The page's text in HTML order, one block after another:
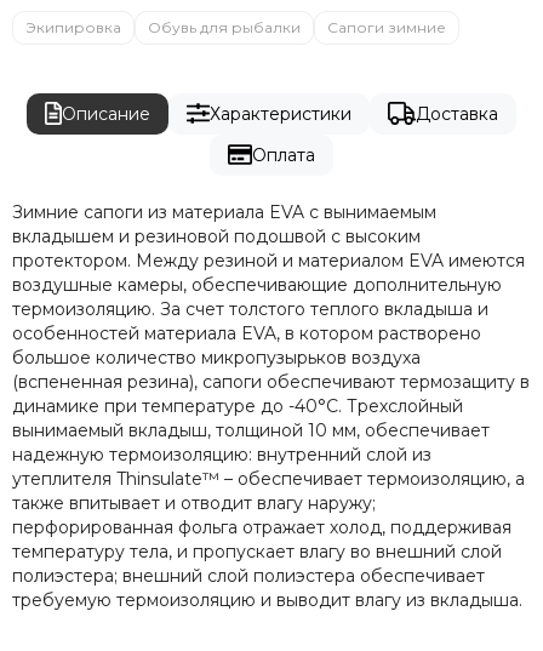
Экипировка Обувь для рыбалки Сапоги зимние
Описание Характеристики
Доставка
Оплата
Зимние сапоги из материала EVA с вынимаемым
вкладышем и резиновой подошвой с высоким
протектором. Между резиной и материалом EVA имеются
воздушные камеры, обеспечивающие дополнительную
термоизоляцию. За счет толстого теплого вкладыша и
особенностей материала EVA, в котором растворено
большое количество микропузырьков воздуха
(вспененная резина), сапоги обеспечивают термозащиту в
динамике при температуре до -40°С. Трехслойный
вынимаемый вкладыш, толщиной 10 мм, обеспечивает
надежную термоизоляцию: внутренний слой из
утеплителя Thinsulate™ – обеспечивает термоизоляцию, а
также впитывает и отводит влагу наружу;
перфорированная фольга отражает холод, поддерживая
температуру тела, и пропускает влагу во внешний слой
полиэстера; внешний слой полиэстера обеспечивает
требуемую термоизоляцию и выводит влагу из вкладыша.